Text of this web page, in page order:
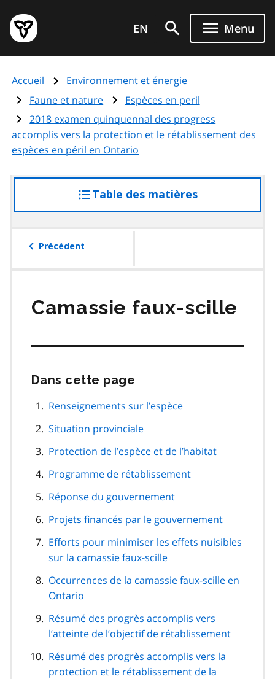
au
contenu
principal
Page
d'accueil
de
l'Ontario
EN Menu
Accueil
Environnement et énergie
Faune et nature
Espèces en peril
2018 examen quinquennal des progress
accomplis vers la protection et le rétablissement des
espèces en péril en Ontario
Table des matières
à
Précédent
Camassie faux-scille
Dans cette page
navigation
Renseignements sur l’espèce
Situation provinciale
Protection de l’espèce et de l’habitat
Programme de rétablissement
Réponse du gouvernement
Projets financés par le gouvernement
Efforts pour minimiser les effets nuisibles
sur la camassie faux-scille
Occurrences de la camassie faux-scille en
Ontario
Résumé des progrès accomplis vers
l’atteinte de l’objectif de rétablissement
Résumé des progrès accomplis vers la
protection et le rétablissement de la